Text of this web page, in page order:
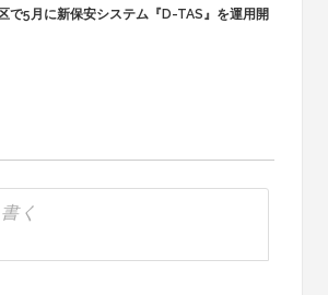
で5月に新保安システム『D-TAS』を運用開